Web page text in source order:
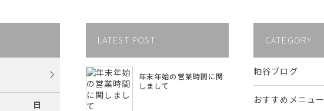
日
LATEST POST
年末年始の営業時間に関
しまして
CATEGORY
粕谷ブログ
おすすめメニュー